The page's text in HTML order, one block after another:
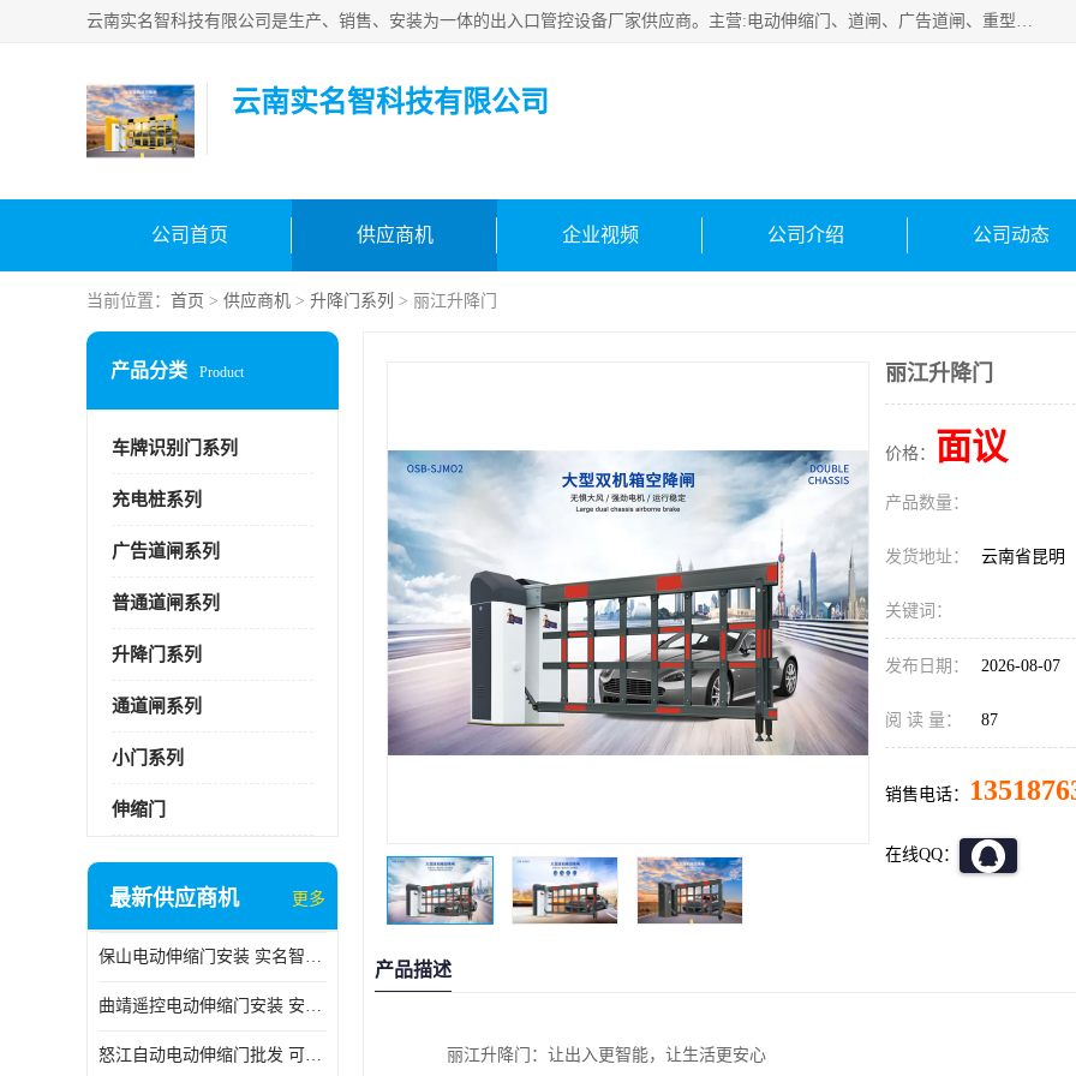
云南实名智科技有限公司是生产、销售、安装为一体的出入口管控设备厂家供应商。主营:电动伸缩门、道闸、广告道闸、重型空降闸、车牌识别、门禁通道、升降柱、岗亭、旗杆等智能设备。主营产品: 电动伸缩门,道闸门禁,车牌识别 生产、销售、安装为一体的出入口管控设备厂家源头供应商。
云南实名智科技有限公司
公司首页 供应商机 企业视频 公司介绍 公司动态
当前位置： 首页 > 供应商机 > 升降门系列 > 丽江升降门
产品分类 Product
车牌识别门系列
充电桩系列
广告道闸系列
普通道闸系列
升降门系列
通道闸系列
小门系列
伸缩门
最新供应商机 更多
保山电动伸缩门安装 实名智科技 安全性高
曲靖遥控电动伸缩门安装 安全性高
怒江自动电动伸缩门批发 可按需定制
丽江升降门
价格： 面议
产品数量：
发货地址： 云南省昆明
关键词：
发布日期： 2026-08-07
阅 读 量： 87
销售电话：
在线QQ：
产品描述
丽江升降门：让出入更智能，让生活更安心